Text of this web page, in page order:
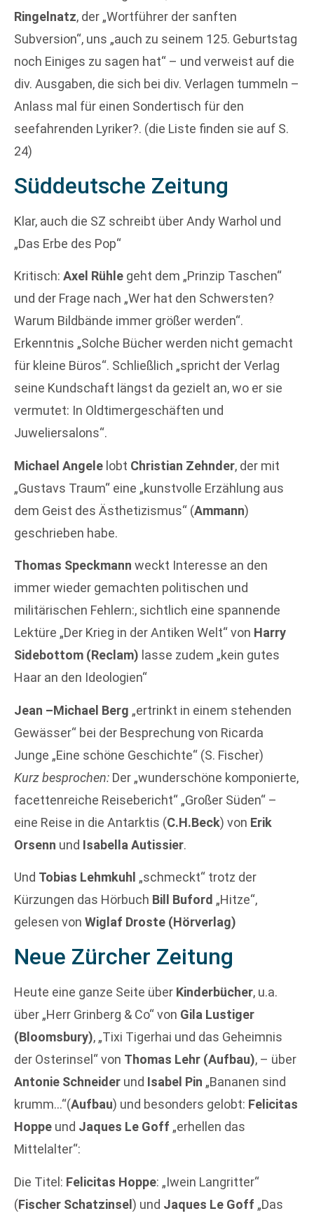
Ringelnatz, der „Wortführer der sanften
Subversion“, uns „auch zu seinem 125. Geburtstag
noch Einiges zu sagen hat“ – und verweist auf die
div. Ausgaben, die sich bei div. Verlagen tummeln –
Anlass mal für einen Sondertisch für den
seefahrenden Lyriker?. (die Liste finden sie auf S.
24)
Süddeutsche Zeitung
Klar, auch die SZ schreibt über Andy Warhol und
„Das Erbe des Pop“
Kritisch: Axel Rühle geht dem „Prinzip Taschen“
und der Frage nach „Wer hat den Schwersten?
Warum Bildbände immer größer werden“.
Erkenntnis „Solche Bücher werden nicht gemacht
für kleine Büros“. Schließlich „spricht der Verlag
seine Kundschaft längst da gezielt an, wo er sie
vermutet: In Oldtimergeschäften und
Juweliersalons“.
Michael Angele lobt Christian Zehnder, der mit
„Gustavs Traum“ eine „kunstvolle Erzählung aus
dem Geist des Ästhetizismus“ (Ammann)
geschrieben habe.
Thomas Speckmann weckt Interesse an den
immer wieder gemachten politischen und
militärischen Fehlern:, sichtlich eine spannende
Lektüre „Der Krieg in der Antiken Welt“ von Harry
Sidebottom (Reclam) lasse zudem „kein gutes
Haar an den Ideologien“
Jean –Michael Berg „ertrinkt in einem stehenden
Gewässer“ bei der Besprechung von Ricarda
Junge „Eine schöne Geschichte“ (S. Fischer)
Kurz besprochen: Der „wunderschöne komponierte,
facettenreiche Reisebericht“ „Großer Süden“ –
eine Reise in die Antarktis (C.H.Beck) von Erik
Orsenn und Isabella Autissier.
Und Tobias Lehmkuhl „schmeckt“ trotz der
Kürzungen das Hörbuch Bill Buford „Hitze“,
gelesen von Wiglaf Droste (Hörverlag)
Neue Zürcher Zeitung
Heute eine ganze Seite über Kinderbücher, u.a.
über „Herr Grinberg & Co“ von Gila Lustiger
(Bloomsbury), „Tixi Tigerhai und das Geheimnis
der Osterinsel“ von Thomas Lehr (Aufbau), – über
Antonie Schneider und Isabel Pin „Bananen sind
krumm…“(Aufbau) und besonders gelobt: Felicitas
Hoppe und Jaques Le Goff „erhellen das
Mittelalter“:
Die Titel: Felicitas Hoppe: „Iwein Langritter“
(Fischer Schatzinsel) und Jaques Le Goff „Das